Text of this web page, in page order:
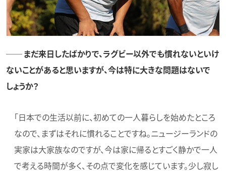
── まだ来日したばかりで、ラグビー以外でも慣れないといけ
ないことがあると思いますが、今は特に大きな問題はないで
しょうか？
「日本での生活以前に、初めての一人暮らしを始めたところ
なので、まずはそれに慣れることですね。ニュージーランドの
実家は大家族なのですが、今は家に帰るとすごく静かで一人
で考える時間が多く、その点で変化を感じています。少し寂し